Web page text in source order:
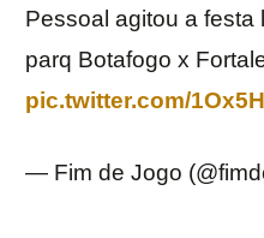
Pessoal agitou a
parq Botafogo x
pic.twitter.com/
— Fim de Jogo